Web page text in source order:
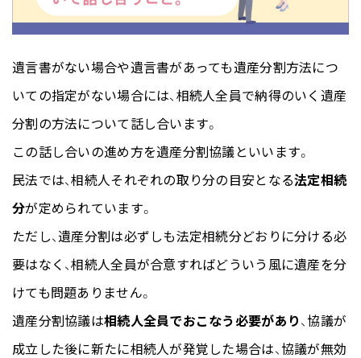
遺言書がない場合や遺言書があっても遺産分割方法につ
いての指定がない場合には、相続人全員で納得のいく遺産
分割の方法について話し合います。
この話し合いの進め方を遺産分割協議といいます。
民法では、相続人それぞれの取り分の目安となる法定相続
分が定められています。
ただし、遺産分割は必ずしも法定相続分どおりに分ける必
要はなく、相続人全員が合意すればどういう風に遺産を分
けても問題ありません。
遺産分割協議は相続人全員でおこなう必要があり 、協議が
成立した後に新たに相続人が発覚した場合は、協議が無効